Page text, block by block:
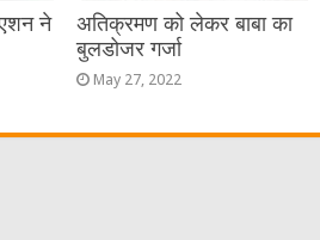
ने
अतिक्रमण को लेकर बाबा का
बुलडोजर गर्जा
May 27, 2022